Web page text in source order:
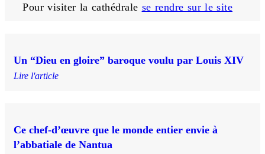
Pour visiter la cathédrale se rendre sur le site
Un “Dieu en gloire” baroque voulu par Louis XIV
Lire l'article
Ce chef-d’œuvre que le monde entier envie à
l’abbatiale de Nantua